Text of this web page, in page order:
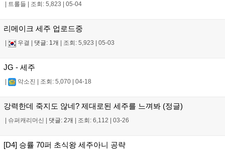
트롤들 조회: 5,823 05-04
리메이크 세주 업로드중
우결 댓글: 1개 조회: 5,923 05-03
JG - 세주
악소진 조회: 5,070 04-18
강력한데 죽지도 않네? 제대로된 세주를 느껴봐 (정글)
슈퍼캐리머신 댓글: 2개 조회: 6,112 03-26
[D4] 승률 70퍼 초식왕 세주아니 공략